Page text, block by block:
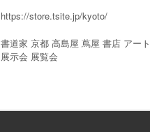
https://store.tsite.jp/kyoto/
書道家 京都 高島屋 蔦屋 書店 アート
展示会 展覧会